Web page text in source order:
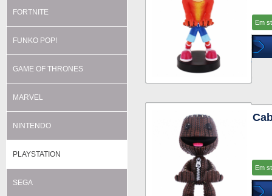
FORTNITE
FUNKO POP!
GAME OF THRONES
MARVEL
NINTENDO
PLAYSTATION
SEGA
Em
Em